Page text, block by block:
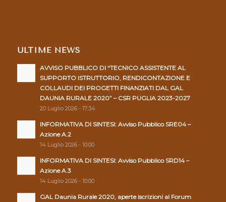
ULTIME NEWS
AVVISO PUBBLICO DI “TECNICO ASSISTENTE AL
SUPPORTO ISTRUTTORIO, RENDICONTAZIONE E
COLLAUDI DEI PROGETTI FINANZIATI DAL GAL
DAUNIA RURALE 2020” – CSR PUGLIA 2023-2027
20 Luglio 2026 - 17:34
INFORMATIVA DI SINTESI: Avviso Pubblico SRE04 –
Azione A.2
14 Luglio 2026 - 10:00
INFORMATIVA DI SINTESI: Avviso Pubblico SRD14 –
Azione A.3
14 Luglio 2026 - 10:00
GAL Daunia Rurale 2020, aperte iscrizioni al Forum